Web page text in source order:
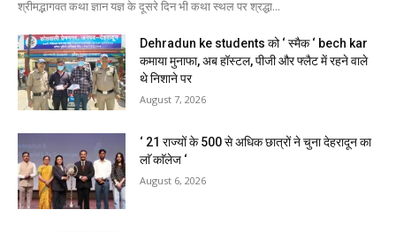
श्रीमद्भागवत कथा ज्ञान यज्ञ के दूसरे दिन भी कथा स्थल पर श्रद्धा...
Dehradun ke students को ‘ स्मैक ‘ bech kar
कमाया मुनाफा, अब हॉस्टल, पीजी और फ्लैट में रहने वाले
थे निशाने पर
August 7, 2026
‘ 21 राज्यों के 500 से अधिक छात्रों ने चुना देहरादून का
लाॅ काॅलेज ‘
August 6, 2026